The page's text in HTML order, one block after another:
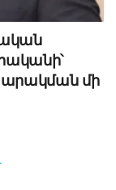
մի